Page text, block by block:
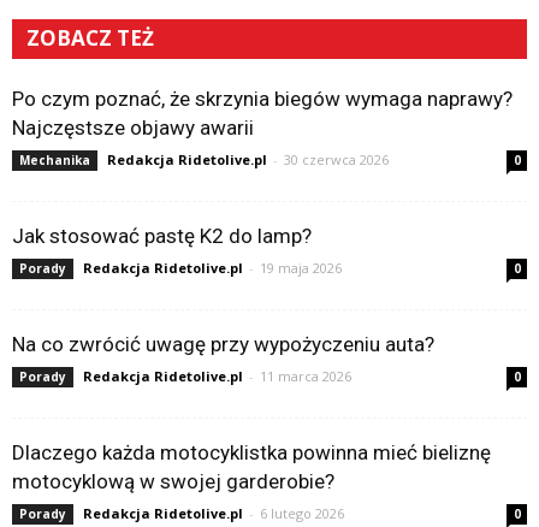
ZOBACZ TEŻ
Po czym poznać, że skrzynia biegów wymaga naprawy?
Najczęstsze objawy awarii
Mechanika Redakcja Ridetolive.pl - 30 czerwca 2026 0
Jak stosować pastę K2 do lamp?
Porady Redakcja Ridetolive.pl - 19 maja 2026 0
Na co zwrócić uwagę przy wypożyczeniu auta?
Porady Redakcja Ridetolive.pl - 11 marca 2026 0
Dlaczego każda motocyklistka powinna mieć bieliznę
motocyklową w swojej garderobie?
Porady Redakcja Ridetolive.pl - 6 lutego 2026 0